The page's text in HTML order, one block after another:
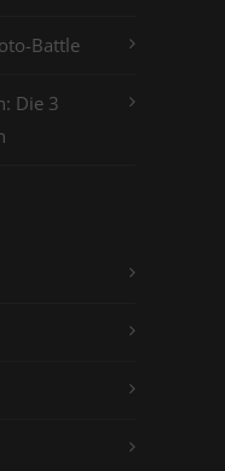
Battle
Die 3